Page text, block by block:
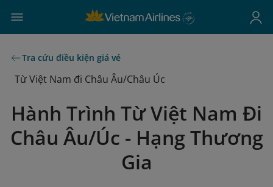
Tra cứu điều kiện giá vé
Từ Việt Nam đi Châu Âu/Châu Úc
Hành Trình Từ Việt Nam Đi
Châu Âu/Úc - Hạng Thương
Gia